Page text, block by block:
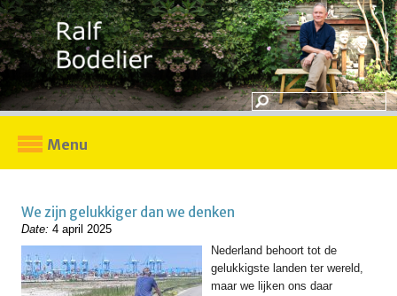
Menu
We zijn gelukkiger dan we denken
Date: 4 april 2025
Nederland behoort tot de
gelukkigste landen ter wereld,
maar we lijken ons daar